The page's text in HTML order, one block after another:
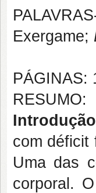
Exergame;
PÁGINAS:
RESUMO:
com déficit
Uma das
corporal.